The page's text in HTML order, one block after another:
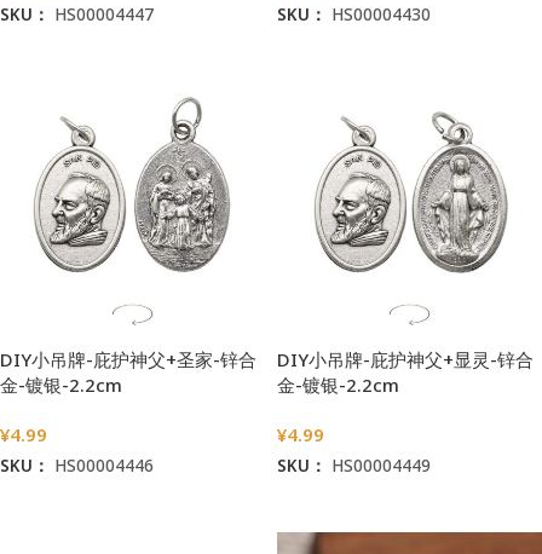
SKU： HS00004447 SKU： HS00004430
DIY小吊牌-庇护神父+圣家-锌合
金-镀银-2.2cm
¥4.99
SKU： HS00004446
DIY小吊牌-庇护神父+显灵-锌合
金-镀银-2.2cm
¥4.99
SKU： HS00004449